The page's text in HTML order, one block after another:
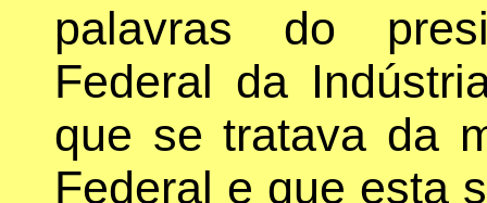
palavras do
Federal da
que se tratava da
Federal e que esta